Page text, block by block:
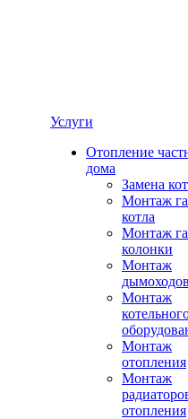
Услуги
Отопление
дома
Замена
Монтаж
котла
Монтаж
колонки
Монтаж
Монтаж
Монтаж
отопления
Монтаж
отопления